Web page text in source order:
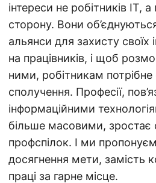
інтереси не робітників ІТ,
сторону. Вони
альянси для захисту своїх
на працівників, і щоб
ними, робітникам
сполучення. Професії,
інформаційними
більше масовими, зростає
профспілок. І ми
досягнення мети, замість
праці за гарне місце.